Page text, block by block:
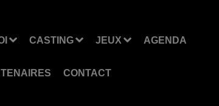
CASTING JEUX AGENDA
CONTACT